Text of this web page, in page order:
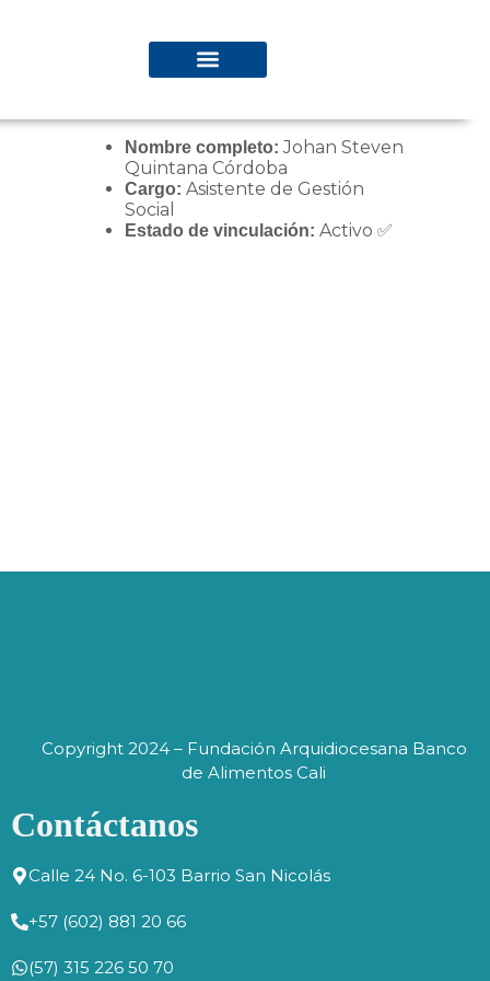
Nombre completo:Johan Steven
Quintana Córdoba
Cargo: Asistente de Gestión
Social
Estado de vinculación: Activo ✅
Copyright 2024 – Fundación Arquidiocesana Banco
de Alimentos Cali
Contáctanos
Calle 24 No. 6-103 Barrio San Nicolás
+57 (602) 881 20 66
(57) 315 226 50 70